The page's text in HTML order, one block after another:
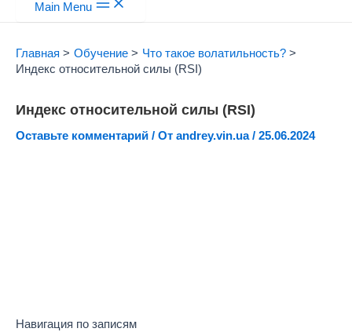
Main Menu
Главная Обучение
Что такое волатильность?
Индекс относительной силы (RSI)
Индекс относительной силы (RSI)
Оставьте комментарий / От andrey.vin.ua/ 25.06.2024
Навигация по записям